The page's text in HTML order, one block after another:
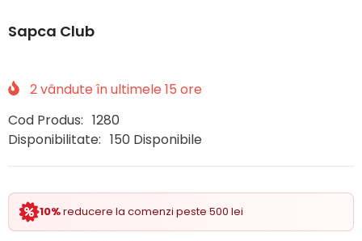
Sapca Club
2vândute în ultimele 15 ore
Cod Produs: 1280
Disponibilitate: 150 Disponibile
10%reducere la comenzi peste 500 lei